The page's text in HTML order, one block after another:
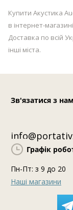
Купити Акустика
в інтернет-
Доставка по всій
інші міста.
Зв'язатися з
Графік
Пн-Пт: з 9 до 20
Наші магазини